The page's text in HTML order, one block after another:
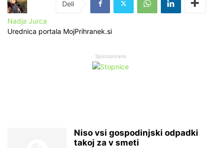
Nadja Jurca
Urednica portala MojPrihranek.si
Sponzorirano
Niso vsi gospodinjski odpadki
takoj za v smeti